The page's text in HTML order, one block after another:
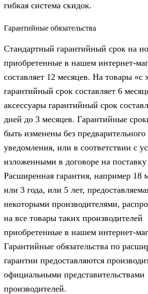
гибкая система скидок.
Гарантийные обязательства
Стандартный гарантийный срок на
приобретенные в нашем интернет-
составляет 12 месяцев. На товары «с
гарантийный срок составляет 6
аксессуары гарантийный срок
дней до 3 месяцев. Гарантийные
быть изменены без предварительного
уведомления, или в соответствии с
изложенными в договоре на
Расширенная гарантия, например 18
или 3 года, или 5 лет,
некоторыми производителями,
на все товары таких производителей
приобретенные в нашем интернет-
Гарантийные обязательства по
гарантии предоставляются
официальными представительствами
производителей.